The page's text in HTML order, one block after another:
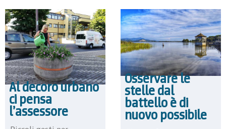
Al decoro urbano
ci pensa
l’assessore
Osservare le
stelle dal
battello è di
nuovo possibile